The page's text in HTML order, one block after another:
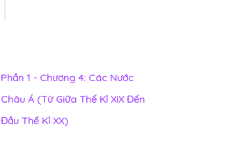
Phần 1 - Chương 4: Các Nước
Châu Á (Từ Giữa Thế Kỉ XIX Đến
Đầu Thế Kỉ XX)